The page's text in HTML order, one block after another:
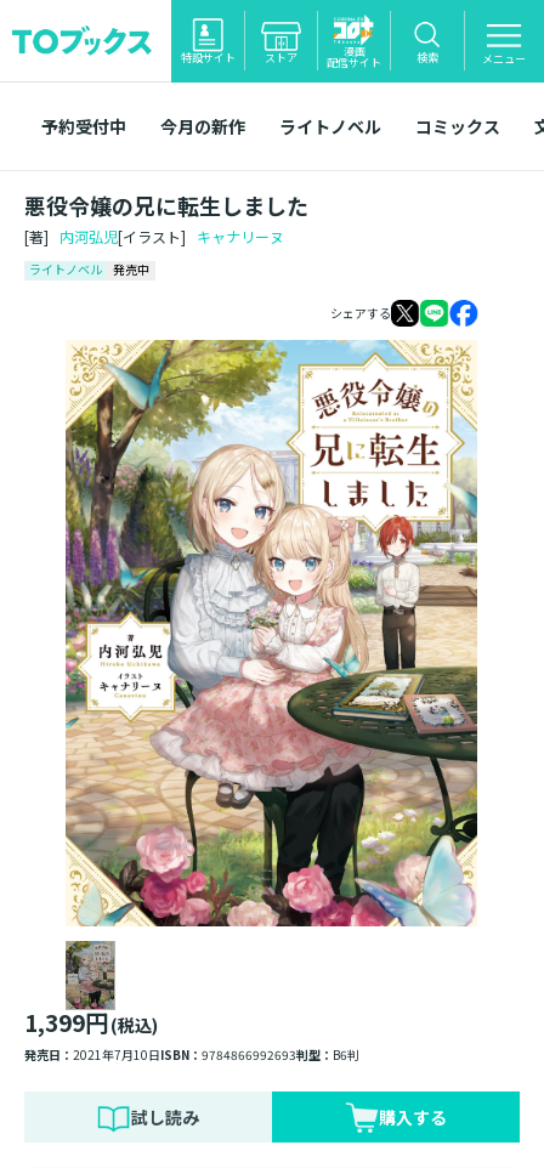
特設サイト ストア 漫画
配信サイト 検索 メニュー
予約受付中 今月の新作 ライトノベル コミックス
悪役令嬢の兄に転生しました
[著] 内河弘児[イラスト] キャナリーヌ
ライトノベル 発売中
シェアする
1,399円(税込)
発売日： 2021年7月10日ISBN： 9784866992693判型： B6判
試し読み 購入する